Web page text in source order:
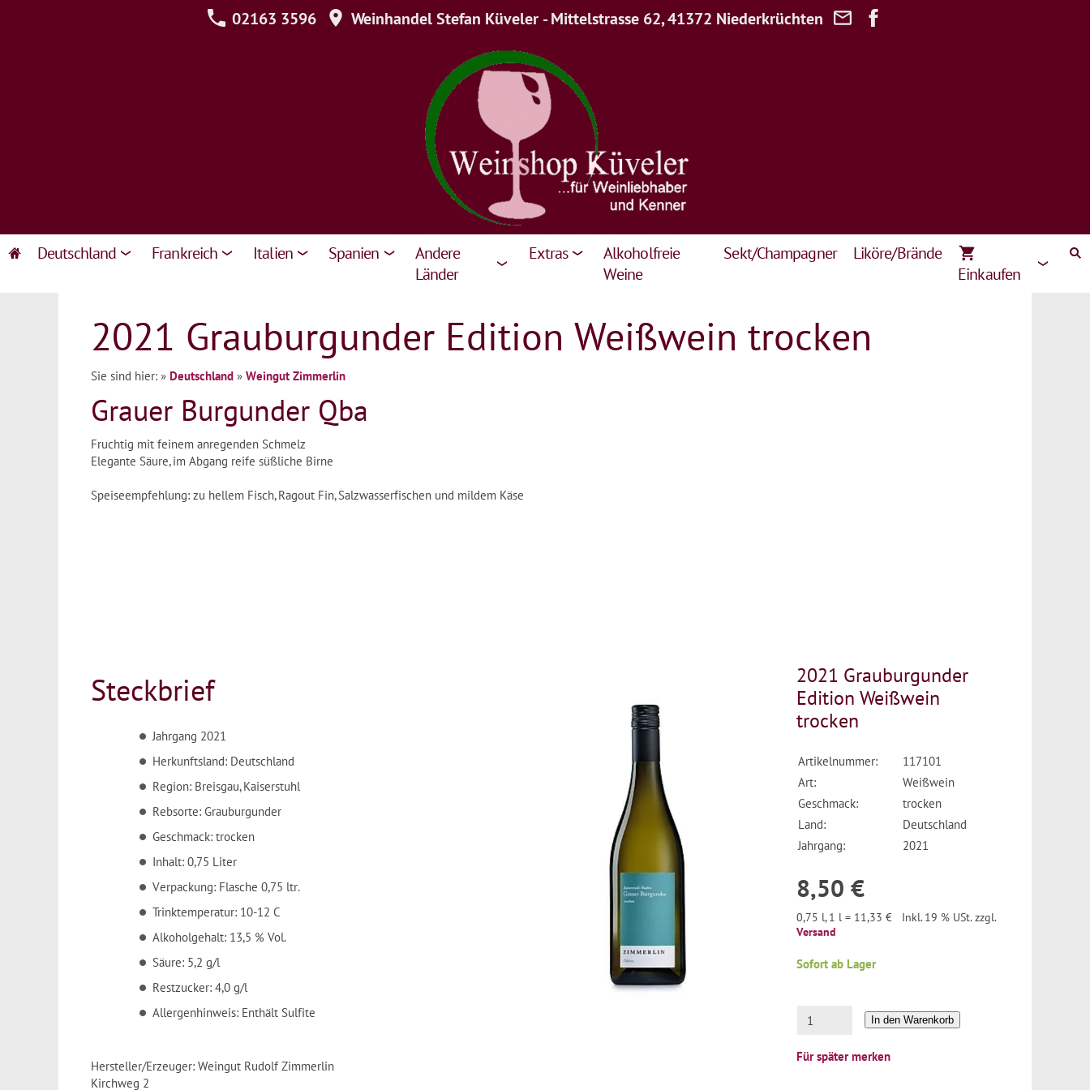
02163 3596 Weinhandel Stefan Küveler - Mittelstrasse 62, 41372 Niederkrüchten
Deutschland Frankreich Italien Spanien
Andere
Länder
Extras
Alkoholfreie
Weine
Sekt/Champagner
Liköre/Brände
Einkaufen
2021 Grauburgunder Edition Weißwein trocken
Sie sind hier: » Deutschland » Weingut Zimmerlin
Grauer Burgunder Qba
Fruchtig mit feinem anregenden Schmelz
Elegante Säure, im Abgang reife süßliche Birne
Speiseempfehlung: zu hellem Fisch, Ragout Fin, Salzwasserfischen und mildem Käse
Steckbrief
Jahrgang 2021
Herkunftsland: Deutschland
Region: Breisgau, Kaiserstuhl
Rebsorte: Grauburgunder
Geschmack: trocken
Inhalt: 0,75 Liter
Verpackung: Flasche 0,75 ltr.
Trinktemperatur: 10-12 C
Alkoholgehalt: 13,5 % Vol.
Säure: 5,2 g/l
Restzucker: 4,0 g/l
Allergenhinweis: Enthält Sulfite
Hersteller/Erzeuger: Weingut Rudolf Zimmerlin
Kirchweg 2
2021 Grauburgunder
Edition Weißwein
trocken
Artikelnummer:
117101
Art:
Weißwein
Geschmack:
trocken
Land:
Deutschland
Jahrgang:
2021
8,50 €
0,75 l, 1 l = 11,33 €
Inkl. 19 % USt. zzgl.
Versand
Sofort ab Lager
In den Warenkorb
Für später merken